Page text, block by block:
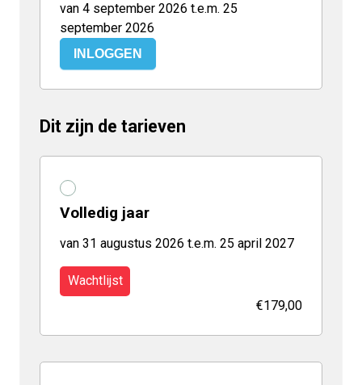
van 4 september 2026 t.e.m. 25
september 2026
INLOGGEN
Dit zijn de tarieven
Volledig jaar
van 31 augustus 2026 t.e.m. 25 april 2027
Wachtlijst
€179,00